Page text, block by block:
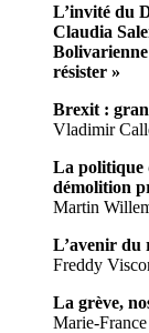
L’invité du
Claudia
Bolivarienne
résister »
Brexit :
Vladimir
La politique
démolition
Martin
L’avenir du
Freddy
La grève,
Marie-